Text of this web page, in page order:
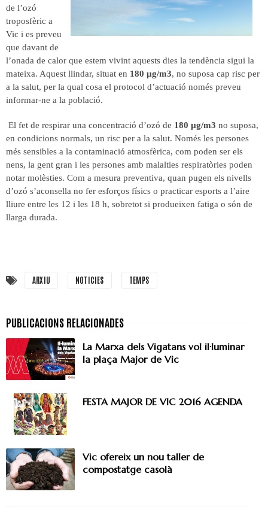
de l’ozó
troposfèric a
Vic i es preveu
que davant de
l’onada de calor que estem vivint aquests dies la tendència sigui la
mateixa. Aquest llindar, situat en 180 µg/m3, no suposa cap risc per
a la salut, per la qual cosa el protocol d’actuació només preveu
informar-ne a la població.
El fet de respirar una concentració d’ozó de 180 µg/m3 no suposa,
en condicions normals, un risc per a la salut. Només les persones
més sensibles a la contaminació atmosfèrica, com poden ser els
nens, la gent gran i les persones amb malalties respiratòries poden
notar molèsties. Com a mesura preventiva, quan pugen els nivells
d’ozó s’aconsella no fer esforços físics o practicar esports a l’aire
lliure entre les 12 i les 18 h, sobretot si produeixen fatiga o són de
llarga durada.
ARXIU NOTICIES TEMPS
La Marxa dels Vigatans vol il·luminar
la plaça Major de Vic
FESTA MAJOR DE VIC 2016 AGENDA
Vic ofereix un nou taller de
compostatge casolà